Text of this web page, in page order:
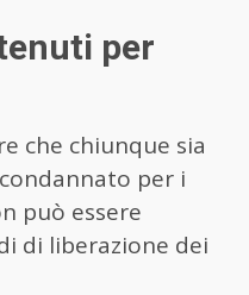
per
che chiunque sia
per i
può essere
di liberazione dei